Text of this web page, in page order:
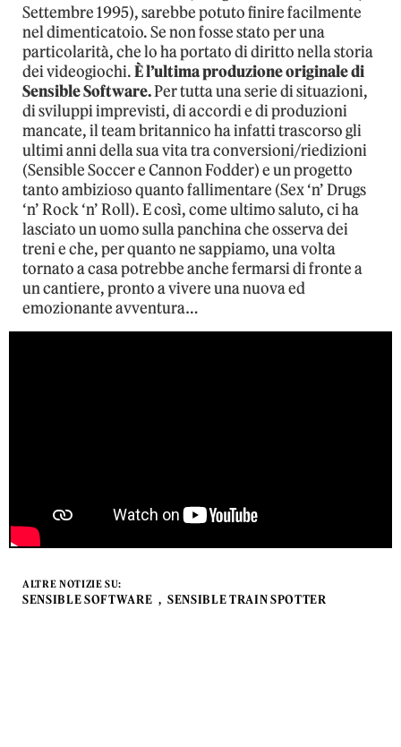
Settembre 1995), sarebbe potuto finire facilmente
nel dimenticatoio. Se non fosse stato per una
particolarità, che lo ha portato di diritto nella storia
dei videogiochi.È l’ultima produzione originale di
Sensible Software.Per tutta una serie di situazioni,
di sviluppi imprevisti, di accordi e di produzioni
mancate, il team britannico ha infatti trascorso gli
ultimi anni della sua vita tra conversioni/riedizioni
(Sensible Soccer e Cannon Fodder) e un progetto
tanto ambizioso quanto fallimentare (Sex ‘n’ Drugs
‘n’ Rock ‘n’ Roll). E così, come ultimo saluto, ci ha
lasciato un uomo sulla panchina che osserva dei
treni e che, per quanto ne sappiamo, una volta
tornato a casa potrebbe anche fermarsi di fronte a
un cantiere, pronto a vivere una nuova ed
emozionante avventura…
ALTRE NOTIZIE SU:
SENSIBLE SOFTWARE SENSIBLE TRAIN SPOTTER